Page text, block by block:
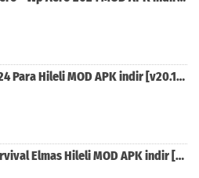
FIFA Mobile 24 Para Hileli MOD APK indir [v20.1.02]
Whiteout Survival Elmas Hileli MOD APK indir [v1.13.1]